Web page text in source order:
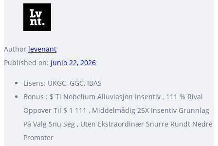
Author levenant
Published on: junio 22, 2026
Lisens: UKGC, GGC, IBAS
Bonus : $ Ti Nobelium Alluviasjon Insentiv , 111 % Rival
Oppover Til $ 1 111 , Middelmådig 25X Insentiv Grunnlag
På Valg Snu Seg , Uten Ekstraordinær Snurre Rundt Nedre
Promoter